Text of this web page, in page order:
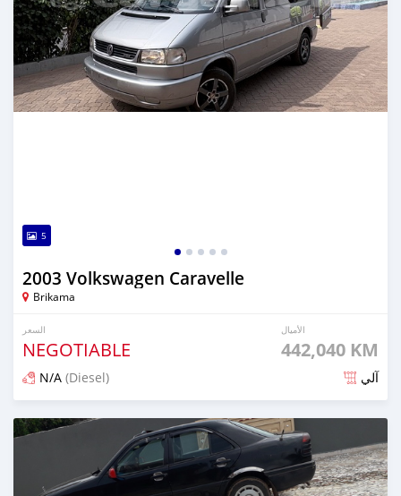
5
2003 Volkswagen Caravelle
Brikama
السعر
NEGOTIABLE
الأميال
442,040 KM
N/A (Diesel) آلي
تم النشر منذ 8 أشهر مضت